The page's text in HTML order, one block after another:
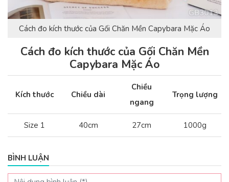
Cách đo kích thước của Gối Chăn Mền Capybara Mặc Áo
Cách đo kích thước của Gối Chăn Mền
Capybara Mặc Áo
Kích thước Chiều dài
Chiều
ngang
Trọng lượng
Size 1 40cm 27cm 1000g
BÌNH LUẬN